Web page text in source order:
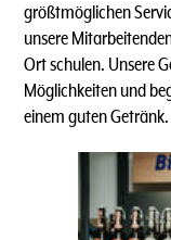
größtmöglichen
unsere
Ort schulen. Unsere
Möglichkeiten und
einem guten Getränk.